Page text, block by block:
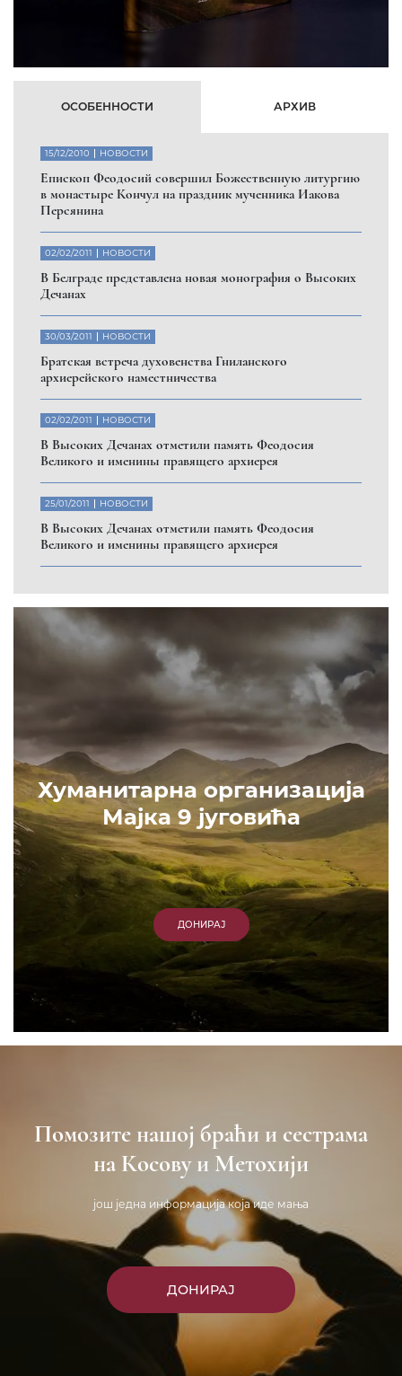
ОСОБЕННОСТИ АРХИВ
15/12/2010 НОВОСТИ
Eпископ Феодосий совершил Божественную литургию
в монастыре Кончул на праздник мученника Иакова
Персянина
02/02/2011 НОВОСТИ
В Белграде представлена новая монография о Высоких
Дечанах
30/03/2011 НОВОСТИ
Братская встреча духовенства Гниланского
архиерейского наместничества
02/02/2011 НОВОСТИ
В Высоких Дечанах отметили память Феодосия
Великого и именины правящего архиерея
25/01/2011 НОВОСТИ
В Высоких Дечанах отметили память Феодосия
Великого и именины правящего архиерея
Хуманитарна организација
Мајка 9 југовића
ДОНИРАЈ
Помозите нашој браћи и сестрама
на Косову и Метохији
још једна информација која иде мања
ДОНИРАЈ